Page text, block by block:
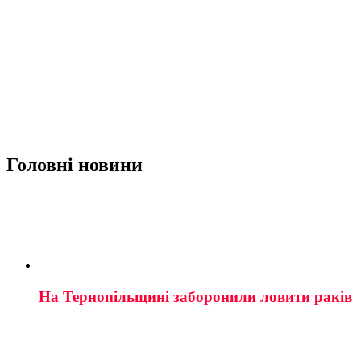
Головні новини
На Тернопільщині заборонили ловити раків